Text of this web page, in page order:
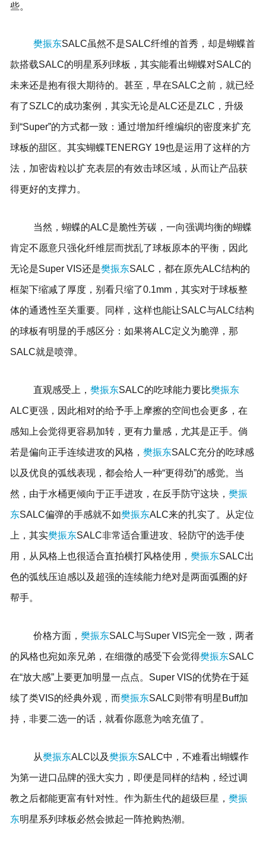
些。
樊振东SALC虽然不是SALC纤维的首秀，却是蝴蝶首
款搭载SALC的明星系列球板，其实能看出蝴蝶对SALC的
未来还是抱有很大期待的。甚至，早在SALC之前，就已经
有了SZLC的成功案例，其实无论是ALC还是ZLC，升级
到“Super”的方式都一致：通过增加纤维编织的密度来扩充
球板的甜区。其实蝴蝶TENERGY 19也是运用了这样的方
法，加密齿粒以扩充表层的有效击球区域，从而让产品获
得更好的支撑力。
当然，蝴蝶的ALC是脆性芳碳，一向强调均衡的蝴蝶
肯定不愿意只强化纤维层而扰乱了球板原本的平衡，因此
无论是Super VIS还是樊振东SALC，都在原先ALC结构的
框架下缩减了厚度，别看只缩了0.1mm，其实对于球板整
体的通透性至关重要。同样，这样也能让SALC与ALC结构
的球板有明显的手感区分：如果将ALC定义为脆弹，那
SALC就是喷弹。
直观感受上，樊振东SALC的吃球能力要比樊振东
ALC更强，因此相对的给予手上摩擦的空间也会更多，在
感知上会觉得更容易加转，更有力量感，尤其是正手。倘
若是偏向正手连续进攻的风格， 樊振东SALC充分的吃球感
以及优良的弧线表现，都会给人一种“更得劲”的感觉。当
然，由于水桶更倾向于正手进攻，在反手防守这块， 樊振
东SALC偏弹的手感就不如樊振东ALC来的扎实了。从定位
上，其实樊振东SALC非常适合重进攻、轻防守的选手使
用，从风格上也很适合直拍横打风格使用， 樊振东SALC出
色的弧线压迫感以及超强的连续能力绝对是两面弧圈的好
帮手。
价格方面，樊振东SALC与Super VIS完全一致，两者
的风格也宛如亲兄弟，在细微的感受下会觉得樊振东SALC
在“放大感”上要更加明显一点点。Super VIS的优势在于延
续了类VIS的经典外观，而樊振东SALC则带有明星Buff加
持，非要二选一的话，就看你愿意为啥充值了。
从樊振东ALC以及樊振东SALC中，不难看出蝴蝶作
为第一进口品牌的强大实力，即便是同样的结构，经过调
教之后都能更富有针对性。作为新生代的超级巨星， 樊振
东明星系列球板必然会掀起一阵抢购热潮。